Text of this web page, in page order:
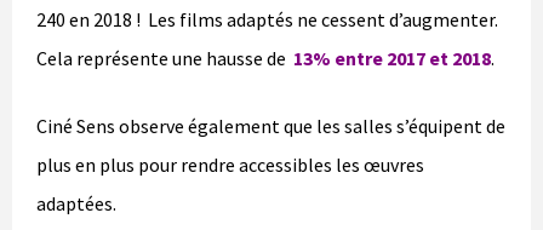
240 en 2018 ! Les films adaptés ne cessent d’augmenter.
Cela représente une hausse de 13% entre 2017 et 2018.
Ciné Sens observe également que les salles s’équipent de
plus en plus pour rendre accessibles les œuvres
adaptées.